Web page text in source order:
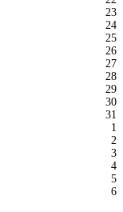
23
24
25
26
27
28
29
30
31
1
2
3
4
5
6